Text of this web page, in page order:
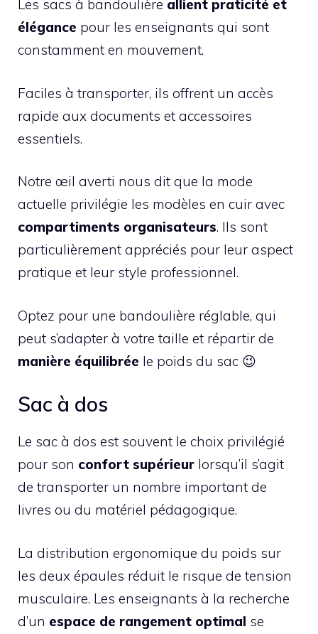
Les sacs à bandoulière allient praticité et
élégance pour les enseignants qui sont
constamment en mouvement.
Faciles à transporter, ils offrent un accès
rapide aux documents et accessoires
essentiels.
Notre œil averti nous dit que la mode
actuelle privilégie les modèles en cuir avec
compartiments organisateurs. Ils sont
particulièrement appréciés pour leur aspect
pratique et leur style professionnel.
Optez pour une bandoulière réglable, qui
peut s’adapter à votre taille et répartir de
manière équilibrée le poids du sac 😉
Sac à dos
Le sac à dos est souvent le choix privilégié
pour son confort supérieur lorsqu’il s’agit
de transporter un nombre important de
livres ou du matériel pédagogique.
La distribution ergonomique du poids sur
les deux épaules réduit le risque de tension
musculaire. Les enseignants à la recherche
d’un espace de rangement optimal se